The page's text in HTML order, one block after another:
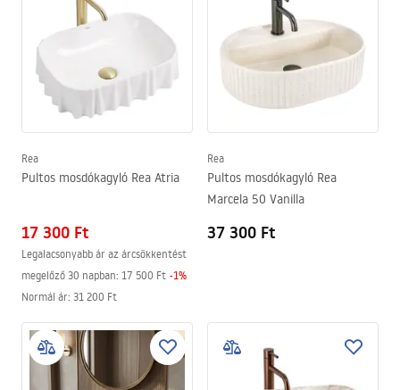
Rea
Pultos mosdókagyló Rea Atria
17 300 Ft
Legalacsonyabb ár az árcsökkentést
megelőző 30 napban: 17 500 Ft -1%
Normál ár: 31 200 Ft
Rea
Pultos mosdókagyló Rea
Marcela 50 Vanilla
37 300 Ft